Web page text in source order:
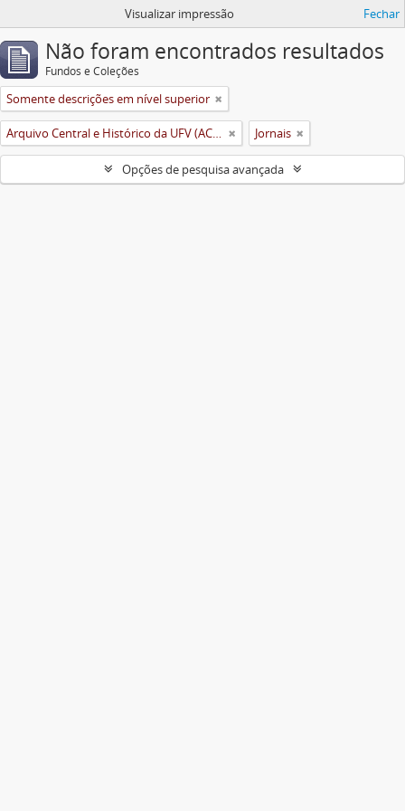
Visualizar impressão Fechar
Não foram encontrados resultados
Fundos e Coleções
Somente descrições em nível superior
Arquivo Central e Histórico da UFV (ACH-UFV) Jornais
Opções de pesquisa avançada